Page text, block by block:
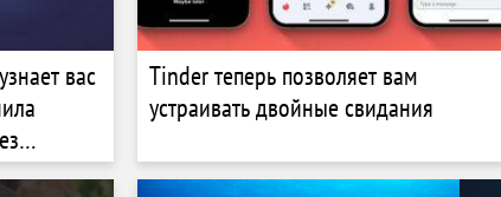
вас
Tinder теперь позволяет вам
устраивать двойные свидания